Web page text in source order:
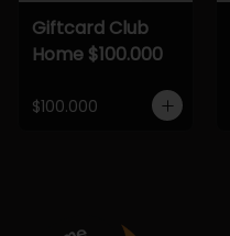
Giftcard Club
Home $100.000
$100.000